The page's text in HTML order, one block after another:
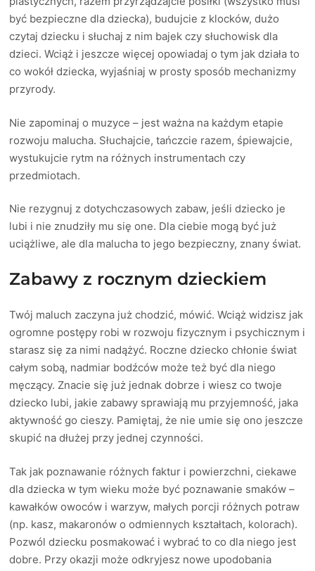
być bezpieczne dla dziecka), budujcie z klocków, dużo
czytaj dziecku i słuchaj z nim bajek czy słuchowisk dla
dzieci. Wciąż i jeszcze więcej opowiadaj o tym jak działa to
co wokół dziecka, wyjaśniaj w prosty sposób mechanizmy
przyrody.​
Nie zapominaj o muzyce – jest ważna na każdym etapie
rozwoju malucha. Słuchajcie, tańczcie razem, śpiewajcie,
wystukujcie rytm na różnych instrumentach czy
przedmiotach.
Nie rezygnuj z dotychczasowych zabaw, jeśli dziecko je
lubi i nie znudziły mu się one. Dla ciebie mogą być już
uciążliwe, ale dla malucha to jego bezpieczny, znany świat.
Zabawy z rocznym dzieckiem
Twój maluch zaczyna już chodzić, mówić. Wciąż widzisz jak
ogromne postępy robi w rozwoju fizycznym i psychicznym i
starasz się za nimi nadążyć. Roczne dziecko chłonie świat
całym sobą, nadmiar bodźców może też być dla niego
męczący. Znacie się już jednak dobrze i wiesz co twoje
dziecko lubi, jakie zabawy sprawiają mu przyjemność, jaka
aktywność go cieszy. Pamiętaj, że nie umie się ono jeszcze
skupić na dłużej przy jednej czynności.
Tak jak poznawanie różnych faktur i powierzchni, ciekawe
dla dziecka w tym wieku może być poznawanie smaków –
kawałków owoców i warzyw, małych porcji różnych potraw
(np. kasz, makaronów o odmiennych kształtach, kolorach).
Pozwól dziecku posmakować i wybrać to co dla niego jest
dobre. Przy okazji może odkryjesz nowe upodobania